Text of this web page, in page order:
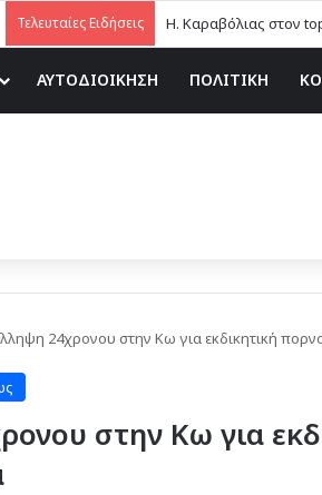
Τελευταίες Ειδήσεις
ΑΥΤΟΔΙΟΙΚΗΣΗ ΠΟΛΙΤΙΚΗ
24χρονου στην Κω για εκδικητική
στην Κω για